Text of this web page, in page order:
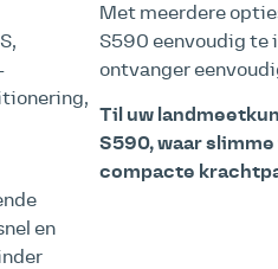
en
Met meerdere
S590 eenvoudig te
ontvanger
Til uw
S590, waar
compacte